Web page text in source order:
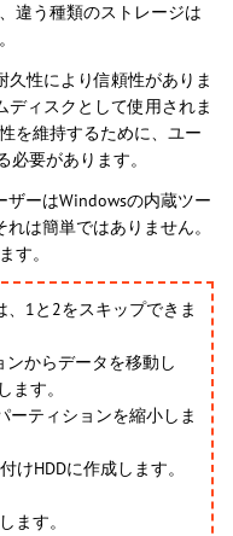
違う種類のストレージは
久性により信頼性がありま
ディスクとして使用されま
を維持するために、ユー
必要があります。
ザーはWindowsの内蔵ツー
れは簡単ではありません。
す。
、1と2をスキップできま
ンからデータを移動し
す。
ーティションを縮小しま
けHDDに作成します。
ます。